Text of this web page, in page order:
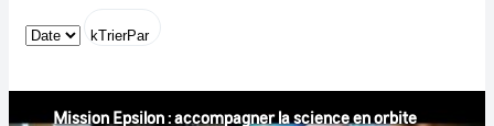
kTrierPar
Mission Epsilon : accompagner la science en orbite